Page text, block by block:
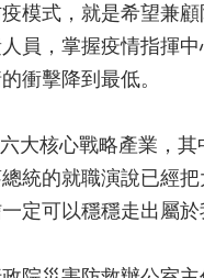
模式，就是希望兼
員，掌握疫情指揮
衝擊降到最低。
大核心戰略產業，其
統的就職演說已經
定可以穩穩走出屬於